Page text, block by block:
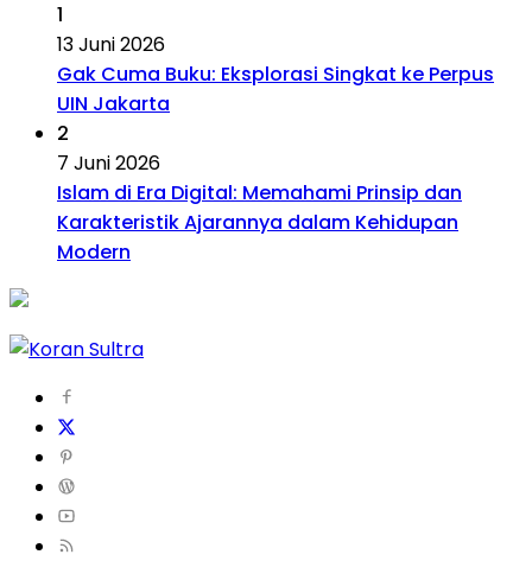
1
13 Juni 2026
Gak Cuma Buku: Eksplorasi Singkat ke Perpus
UIN Jakarta
2
7 Juni 2026
Islam di Era Digital: Memahami Prinsip dan
Karakteristik Ajarannya dalam Kehidupan
Modern